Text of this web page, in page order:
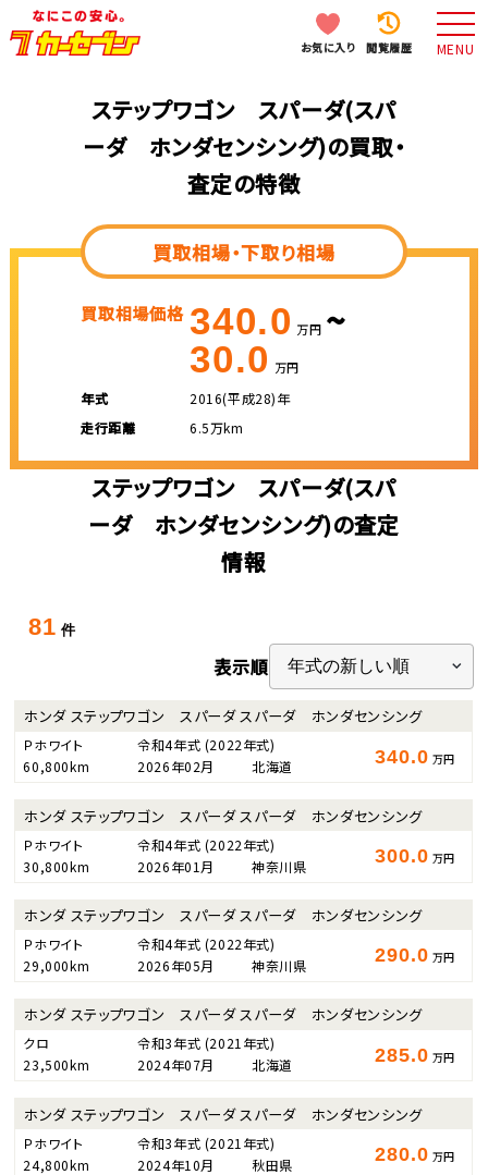
お気に入り 閲覧履歴 MENU
ステップワゴン スパーダ(スパ
ーダ ホンダセンシング)の買取・
査定の特徴
買取相場・下取り相場
買取相場価格 340.0 万円 ~
30.0 万円
年式
2016(平成28)年
走行距離
6.5万km
ステップワゴン スパーダ(スパ
ーダ ホンダセンシング)の査定
情報
81 件
表示順
ホンダ ステップワゴン スパーダ スパーダ ホンダセンシング
Ｐホワイト 令和4年式 (2022年式)
60,800km
2026年02月 北海道 340.0 万円
ホンダ ステップワゴン スパーダ スパーダ ホンダセンシング
Ｐホワイト 令和4年式 (2022年式)
30,800km
2026年01月 神奈川県 300.0 万円
ホンダ ステップワゴン スパーダ スパーダ ホンダセンシング
Ｐホワイト 令和4年式 (2022年式)
29,000km
2026年05月 神奈川県 290.0 万円
ホンダ ステップワゴン スパーダ スパーダ ホンダセンシング
クロ 令和3年式 (2021年式)
23,500km
2024年07月 北海道 285.0 万円
ホンダ ステップワゴン スパーダ スパーダ ホンダセンシング
Ｐホワイト 令和3年式 (2021年式)
24,800km
2024年10月 秋田県 280.0 万円